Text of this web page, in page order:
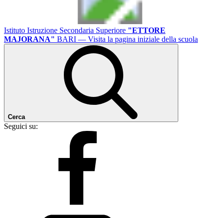
Istituto Istruzione Secondaria Superiore "ETTORE
MAJORANA" BARI — Visita la pagina iniziale della scuola
Cerca
Seguici su: